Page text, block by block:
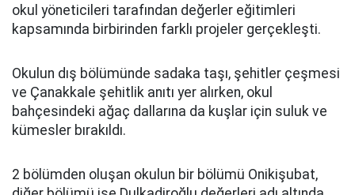
okul yöneticileri tarafından değerler eğitimleri
kapsamında birbirinden farklı projeler gerçekleşti.
Okulun dış bölümünde sadaka taşı, şehitler çeşmesi
ve Çanakkale şehitlik anıtı yer alırken, okul
bahçesindeki ağaç dallarına da kuşlar için suluk ve
kümesler bırakıldı.
2 bölümden oluşan okulun bir bölümü Onikişubat,